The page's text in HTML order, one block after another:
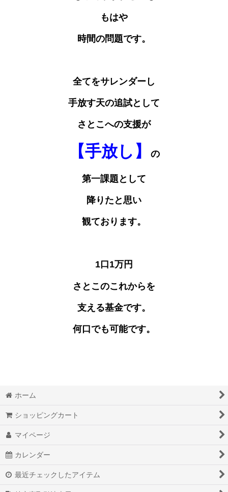
もはや
時間の問題です。
全てをサレンダーし
手放す天の追試として
さとこへの支援が
【手放し】 の
第一課題として
降りたと思い
観ております。
1口1万円
さとこのこれからを
支える基金です。
何口でも可能です。
ホーム
ショッピングカート
マイページ
カレンダー
最近チェックしたアイテム